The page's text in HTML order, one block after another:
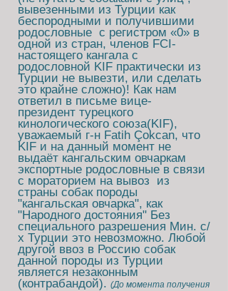
вывезенными из Турции как
беспородными и получившими
родословные с регистром «0» в
одной из стран, членов FCI-
настоящего кангала с
родословной KIF практически из
Турции не вывезти, или сделать
это крайне сложно)! Как нам
ответил в письме вице-
президент турецкого
кинологического союза(KIF),
уважаемый г-н Fatih Çokcan, что
KIF и на данный момент не
выдаёт кангальским овчаркам
экспортные родословныев связи
с мораторием на вывоз из
страны собак породы
"кангальская овчарка", как
"Народного достояния" Без
специального разрешения Мин. с/
х Турции это невозможно. Любой
другой ввоз в Россию собак
данной породы из Турции
является незаконным
(контрабандой). (До момента получения